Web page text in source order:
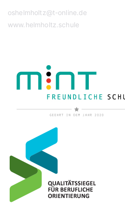
oshelmholtz@t-online.de
www.helmholtz.schule